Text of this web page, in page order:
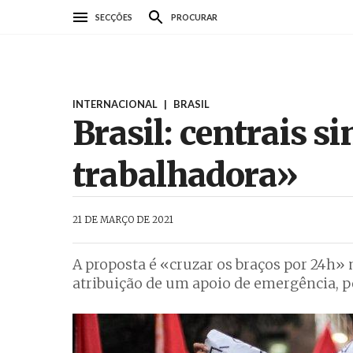
SECÇÕES PROCURAR
INTERNACIONAL | BRASIL
Brasil: centrais
trabalhadora»
21 DE MARÇO DE 2021
A proposta é «cruzar os braços por 24h»
atribuição de um apoio de emergência,